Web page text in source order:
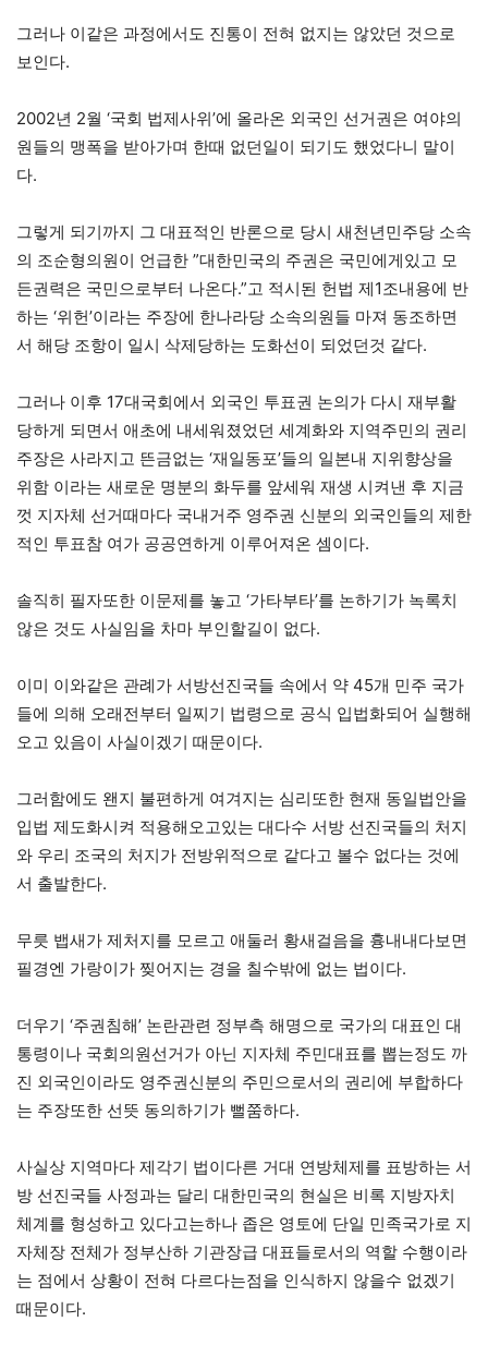
그러나 이같은 과정에서도 진통이 전혀 없지는 않았던 것으로
보인다.
2002년 2월 ‘국회 법제사위’에 올라온 외국인 선거권은 여야의
원들의 맹폭을 받아가며 한때 없던일이 되기도 했었다니 말이
다.
그렇게 되기까지 그 대표적인 반론으로 당시 새천년민주당 소속
의 조순형의원이 언급한 ”대한민국의 주권은 국민에게있고 모
든권력은 국민으로부터 나온다.”고 적시된 헌법 제1조내용에 반
하는 ‘위헌’이라는 주장에 한나라당 소속의원들 마져 동조하면
서 해당 조항이 일시 삭제당하는 도화선이 되었던것 같다.
그러나 이후 17대국회에서 외국인 투표권 논의가 다시 재부활
당하게 되면서 애초에 내세워졌었던 세계화와 지역주민의 권리
주장은 사라지고 뜬금없는 ‘재일동포’들의 일본내 지위향상을
위함 이라는 새로운 명분의 화두를 앞세워 재생 시켜낸 후 지금
껏 지자체 선거때마다 국내거주 영주권 신분의 외국인들의 제한
적인 투표참 여가 공공연하게 이루어져온 셈이다.
솔직히 필자또한 이문제를 놓고 ‘가타부타’를 논하기가 녹록치
않은 것도 사실임을 차마 부인할길이 없다.
이미 이와같은 관례가 서방선진국들 속에서 약 45개 민주 국가
들에 의해 오래전부터 일찌기 법령으로 공식 입법화되어 실행해
오고 있음이 사실이겠기 때문이다.
그러함에도 왠지 불편하게 여겨지는 심리또한 현재 동일법안을
입법 제도화시켜 적용해오고있는 대다수 서방 선진국들의 처지
와 우리 조국의 처지가 전방위적으로 같다고 볼수 없다는 것에
서 출발한다.
무릇 뱁새가 제처지를 모르고 애둘러 황새걸음을 흉내내다보면
필경엔 가랑이가 찢어지는 경을 칠수밖에 없는 법이다.
더우기 ‘주권침해’ 논란관련 정부측 해명으로 국가의 대표인 대
통령이나 국회의원선거가 아닌 지자체 주민대표를 뽑는정도 까
진 외국인이라도 영주권신분의 주민으로서의 권리에 부합하다
는 주장또한 선뜻 동의하기가 뻘쭘하다.
사실상 지역마다 제각기 법이다른 거대 연방체제를 표방하는 서
방 선진국들 사정과는 달리 대한민국의 현실은 비록 지방자치
체계를 형성하고 있다고는하나 좁은 영토에 단일 민족국가로 지
자체장 전체가 정부산하 기관장급 대표들로서의 역할 수행이라
는 점에서 상황이 전혀 다르다는점을 인식하지 않을수 없겠기
때문이다.